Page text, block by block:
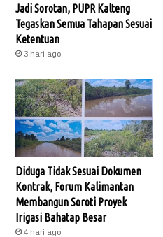
Jadi Sorotan, PUPR Kalteng
Tegaskan Semua Tahapan Sesuai
Ketentuan
3 hari ago
Diduga Tidak Sesuai Dokumen
Kontrak, Forum Kalimantan
Membangun Soroti Proyek
Irigasi Bahatap Besar
4 hari ago